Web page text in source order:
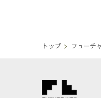
トップ フューチ